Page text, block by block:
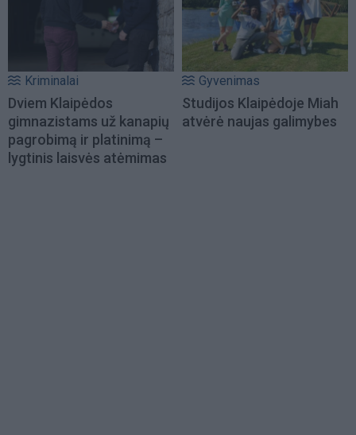
Kriminalai
Dviem Klaipėdos
gimnazistams už kanapių
pagrobimą ir platinimą –
lygtinis laisvės atėmimas
Gyvenimas
Studijos Klaipėdoje Miah
atvėrė naujas galimybes